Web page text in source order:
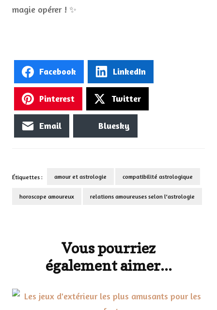
magie opérer ! ✨
Facebook LinkedIn
Pinterest Twitter
Email Bluesky
Étiquettes : amour et astrologie compatibilité astrologique
horoscope amoureux relations amoureuses selon l’astrologie
Vous pourriez
également aimer...